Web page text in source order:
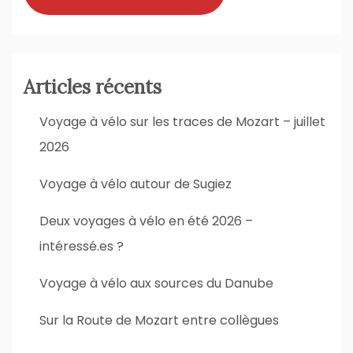
Articles récents
Voyage à vélo sur les traces de Mozart – juillet
2026
Voyage à vélo autour de Sugiez
Deux voyages à vélo en été 2026 –
intéressé.es ?
Voyage à vélo aux sources du Danube
Sur la Route de Mozart entre collègues